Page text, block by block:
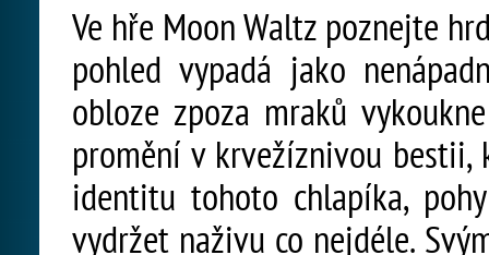
Ve hře Moon Waltz poznejte
pohled vypadá jako
obloze zpoza mraků
promění v krvežíznivou
identitu tohoto chlapíka,
vydržet naživu co nejdéle.